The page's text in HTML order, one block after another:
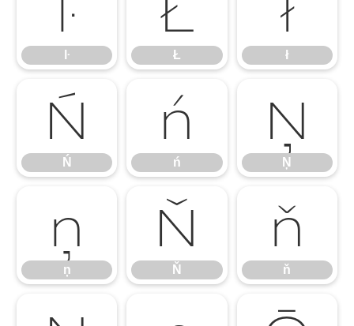
ŀ Ł ł
Ń
Ń
ń
ń
Ņ
Ņ
ņ
ņ
Ň
Ň
ň
ň